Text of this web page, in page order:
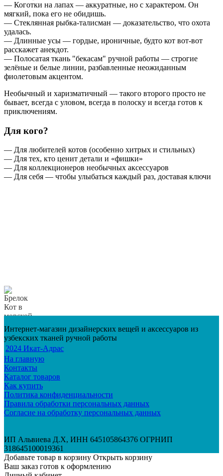
— Коготки на лапах — аккуратные, но с характером. Он
мягкий, пока его не обидишь.
— Стеклянная рыбка-талисман — доказательство, что охота
удалась.
— Длинные усы — гордые, ироничные, будто кот вот-вот
расскажет анекдот.
— Полосатая ткань "бекасам" ручной работы — строгие
зелёные и белые линии, разбавленные неожиданным
фиолетовым акцентом.
Необычный и харизматичный — такого второго просто не
бывает, всегда с уловом, всегда в полоску и всегда готов к
приключениям.
Для кого?
— Для любителей котов (особенно хитрых и стильных)
— Для тех, кто ценит детали и «фишки»
— Для коллекционеров необычных аксессуаров
— Для себя — чтобы улыбаться каждый раз, доставая ключи
Интернет-магазин дизайнерских вещей и аксессуаров из
узбекских тканей ручной работы
2024 Икат-Адрас
На главную
Контакты
Каталог товаров
Как купить
Политика конфиденциальности
Правила обработки персональных данных
Согласие на обработку персональных данных
ИП Альвиева Д.Х, ИНН 645105864376 ОГРНИП
318645100019361
Добавьте товар в корзину Открыть корзину
Ваш заказ готов к оформлению